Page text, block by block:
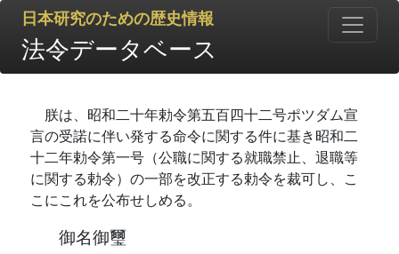
日本研究のための歴史情報
法令データベース
朕は、昭和二十年勅令第五百四十二号ポツダム宣
言の受諾に伴い発する命令に関する件に基き昭和二
十二年勅令第一号（公職に関する就職禁止、退職等
に関する勅令）の一部を改正する勅令を裁可し、こ
こにこれを公布せしめる。
御名御璽